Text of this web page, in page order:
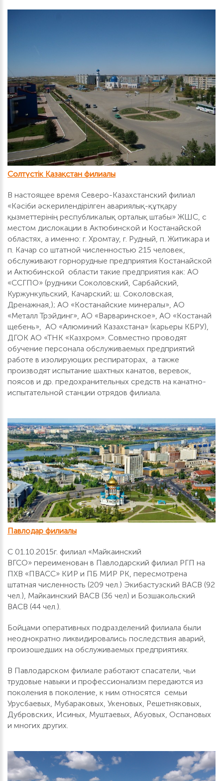
Солтүстік Қазақстан филиалы
В настоящее время Северо-Казахстанский филиал
«Кәсіби әскерилендірілген авариялық-құтқару
қызметтерінің республикалық орталық штабы» ЖШС, с
местом дислокации в Актюбинской и Костанайской
областях, а именно: г. Хромтау, г. Рудный, п. Житикара и
п. Качар со штатной численностью 215 человек,
обслуживают горнорудные предприятия Костанайской
и Актюбинской области такие предприятия как: АО
«ССГПО» (рудники Соколовский, Сарбайский,
Куржункульский, Качарский; ш. Соколовская,
Дренажная,); АО «Костанайские минералы», АО
«Металл Трэйдинг», АО «Варваринское», АО «Костанай
щебень», АО «Алюминий Казахстана» (карьеры КБРУ),
ДГОК АО «ТНК «Казхром». Совместно проводят
обучение персонала обслуживаемых предприятий
работе в изолирующих респираторах, а также
производят испытание шахтных канатов, веревок,
поясов и др. предохранительных средств на канатно-
испытательной станции отрядов филиала.
Павлодар филиалы
С 01.10.2015г. филиал «Майкаинский
ВГСО» переименован в Павлодарский филиал РГП на
ПХВ «ПВАСС» КИР и ПБ МИР РК, пересмотрена
штатная численность (209 чел.) Экибастузский ВАСВ (92
чел.), Майкаинский ВАСВ (36 чел) и Бозшакольский
ВАСВ (44 чел.).
Бойцами оперативных подразделений филиала были
неоднократно ликвидировались последствия аварий,
произошедших на обслуживаемых предприятиях.
В Павлодарском филиале работают спасатели, чьи
трудовые навыки и профессионализм передаются из
поколения в поколение, к ним относятся семьи
Урусбаевых, Мубараковых, Укеновых, Решетняковых,
Дубровских, Исиных, Муштаевых, Абуовых, Оспановых
и многих других.